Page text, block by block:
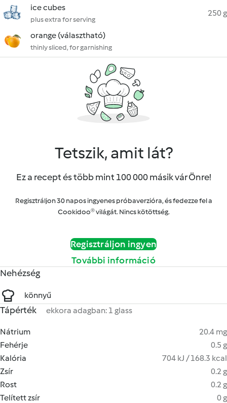
ice cubes
plus extra for serving
250 g
orange (választható)
thinly sliced, for garnishing
Tetszik, amit lát?
Ez a recept és több mint 100 000 másik vár Önre!
Regisztráljon 30 napos ingyenes próbaverzióra, és fedezze fel a
Cookidoo® világát. Nincs kötöttség.
Regisztráljon ingyen
További információ
Nehézség
könnyű
Tápérték ekkora adagban: 1 glass
Nátrium
20.4 mg
Fehérje
0.5 g
Kalória
704 kJ / 168.3 kcal
Zsír
0.2 g
Rost
0.2 g
Telített zsír
0 g